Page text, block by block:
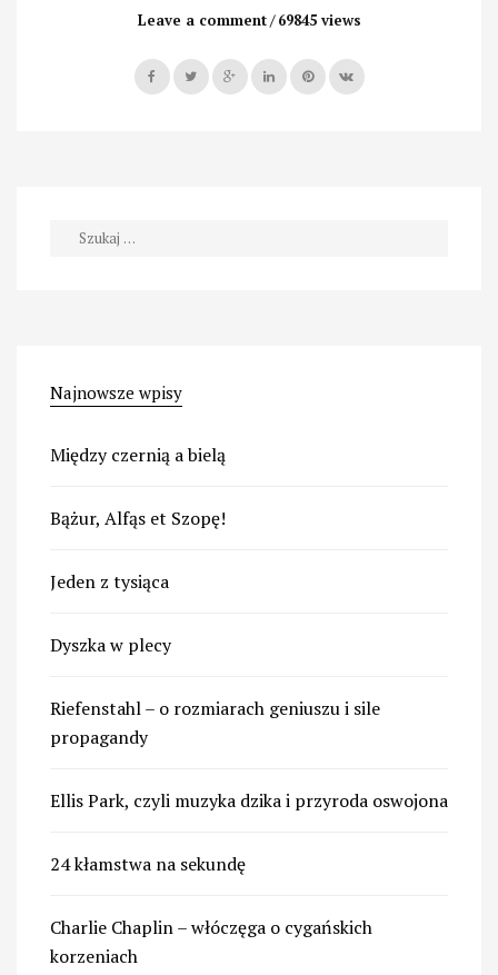
Boscha
diabeł?”
Leave a comment 69845 views
Szukaj:
Najnowsze wpisy
Między czernią a bielą
Bążur, Alfąs et Szopę!
Jeden z tysiąca
Dyszka w plecy
Riefenstahl – o rozmiarach geniuszu i sile
propagandy
Ellis Park, czyli muzyka dzika i przyroda oswojona
24 kłamstwa na sekundę
Charlie Chaplin – włóczęga o cygańskich
korzeniach